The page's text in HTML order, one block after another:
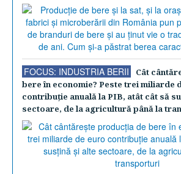
FOCUS: INDUSTRIA BERII
Cât
bere în economie? Peste trei miliarde
contribuţie anuală la PIB, atât cât să
sectoare, de la agricultură până la